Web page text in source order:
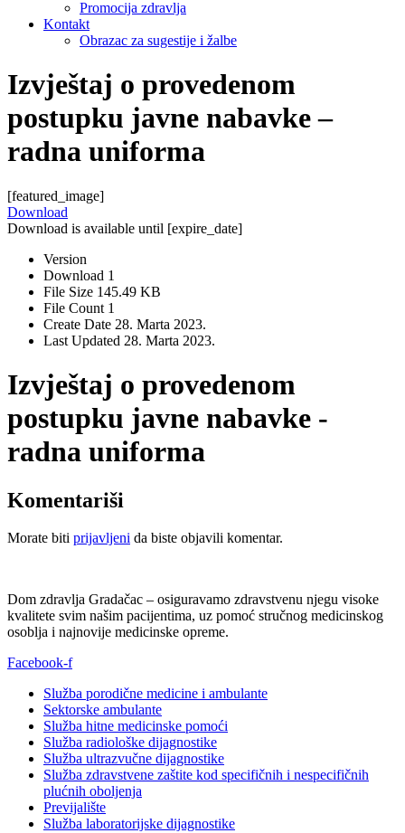
Promocija zdravlja
Kontakt
Obrazac za sugestije i žalbe
Izvještaj o provedenom
postupku javne nabavke –
radna uniforma
[featured_image]
Download
Download is available until [expire_date]
Version
Download 1
File Size 145.49 KB
File Count 1
Create Date 28. Marta 2023.
Last Updated 28. Marta 2023.
Izvještaj o provedenom
postupku javne nabavke -
radna uniforma
Komentariši
Morate biti prijavljeni da biste objavili komentar.
Dom zdravlja Gradačac – osiguravamo zdravstvenu njegu visoke
kvalitete svim našim pacijentima, uz pomoć stručnog medicinskog
osoblja i najnovije medicinske opreme.
Facebook-f
Služba porodične medicine i ambulante
Sektorske ambulante
Služba hitne medicinske pomoći
Služba radiološke dijagnostike
Služba ultrazvučne dijagnostike
Služba zdravstvene zaštite kod specifičnih i nespecifičnih
plućnih oboljenja
Previjalište
Služba laboratorijske dijagnostike